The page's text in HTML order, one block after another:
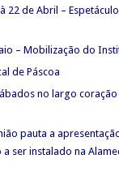
22 de Abril –
– Mobilização do
de Páscoa
no largo
pauta a
ser instalado na